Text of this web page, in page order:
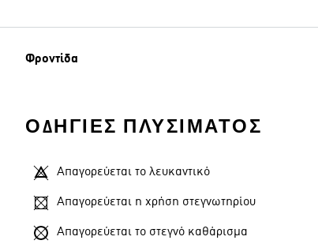
Φροντίδα
ΟΔΗΓΊΕΣ ΠΛΥΣΊΜΑΤΟΣ
Απαγορεύεται το λευκαντικό
Απαγορεύεται η χρήση στεγνωτηρίου
Απαγορεύεται το στεγνό καθάρισμα